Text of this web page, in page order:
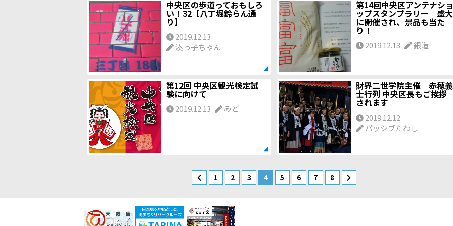
中央区の歩道っておもしろ
い！32【八丁堀鈴らん通
り】
2019.12.13
湊っ子ちゃん
第14回中央区アンテナショ
ップスタンプラリー 盛大
に開催され、景品も当た
り！
2019.12.13 銀造
第12回 中央区観光検定試
験に向けて
2019.12.13 みど
財界二世学院主催 赤穂義
士行列 中央区長もご挨拶
されます
2019.12.12
パッシブたわし
1 2 3 4 5 6 7 8